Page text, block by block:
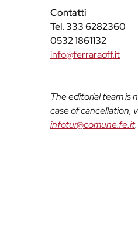
Contatti
Tel. 333 6282360
0532 1861132
info@ferraraoff.it
The editorial team is
case of cancellation,
infotur@comune.fe.it.